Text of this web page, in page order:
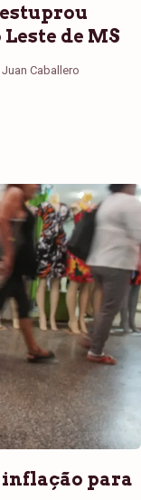
estuprou
de MS
Caballero
para